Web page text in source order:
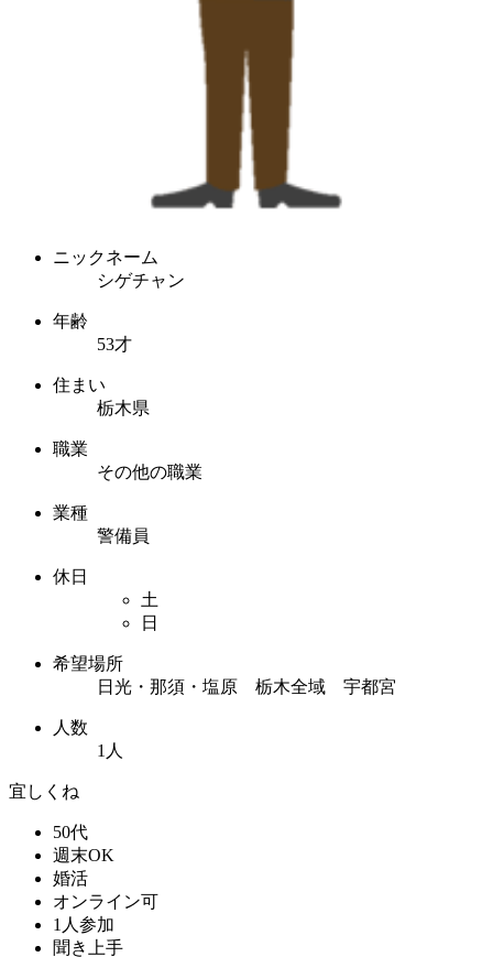
ニックネーム
シゲチャン
年齢
53才
住まい
栃木県
職業
その他の職業
業種
警備員
休日
土
日
希望場所
日光・那須・塩原 栃木全域 宇都宮
人数
1人
宜しくね
50代
週末OK
婚活
オンライン可
1人参加
聞き上手